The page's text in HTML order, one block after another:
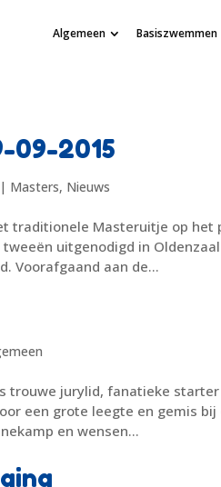
Algemeen Basiszwemmen
09-2015
| Masters, Nieuws
traditionele Masteruitje op het
uitgenodigd in
Voorafgaand aan de...
jurylid, fanatieke starter
een grote leegte en gemis
en wensen...